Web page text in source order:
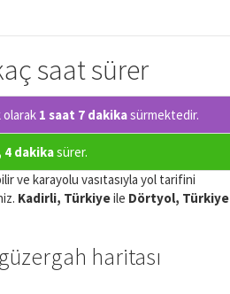
saat sürer
olarak 1 saat 7 dakikasürmektedir.
4 dakikasürer.
ve karayolu vasıtasıyla yol tarifini
Kadirli, Türkiyeile Dörtyol, Türkiye
haritası